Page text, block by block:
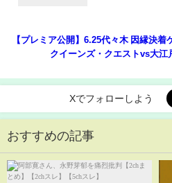
【プレミア公開】6.25代々木 因縁決着
クイーンズ・クエストvs大江
Xでフォローしよう
おすすめの記事